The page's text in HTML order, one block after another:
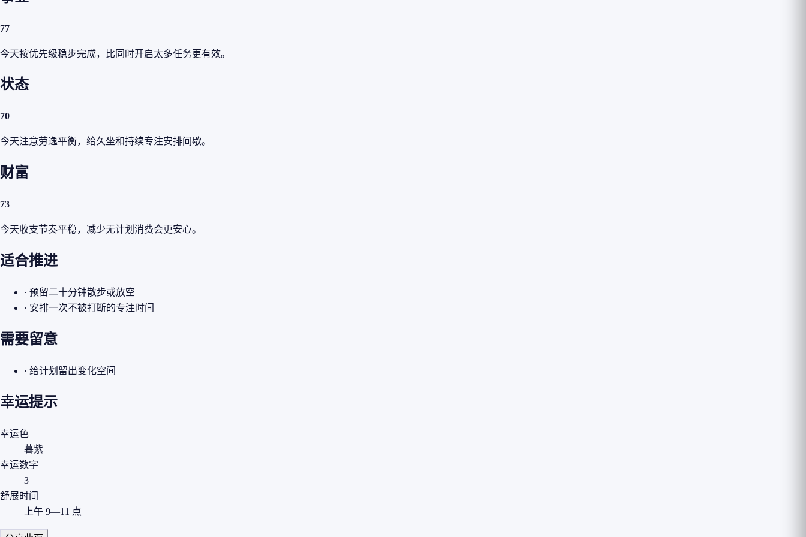
77
今天按优先级稳步完成，比同时开启太多任务更有效。
状态
70
今天注意劳逸平衡，给久坐和持续专注安排间歇。
财富
73
今天收支节奏平稳，减少无计划消费会更安心。
适合推进
· 预留二十分钟散步或放空
· 安排一次不被打断的专注时间
需要留意
· 给计划留出变化空间
幸运提示
幸运色
暮紫
幸运数字
3
舒展时间
上午 9—11 点